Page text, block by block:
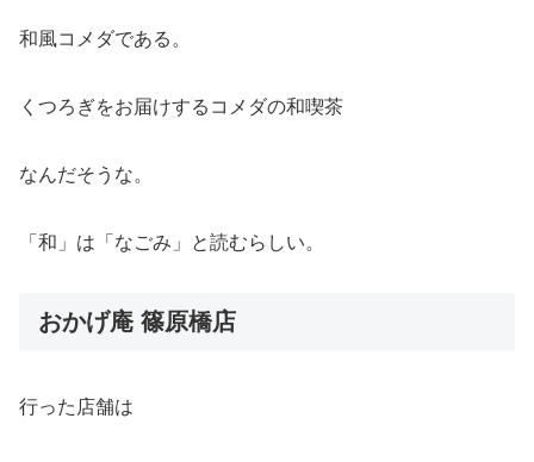
和風コメダである。
くつろぎをお届けするコメダの和喫茶
なんだそうな。
「和」は「なごみ」と読むらしい。
おかげ庵 篠原橋店
行った店舗は